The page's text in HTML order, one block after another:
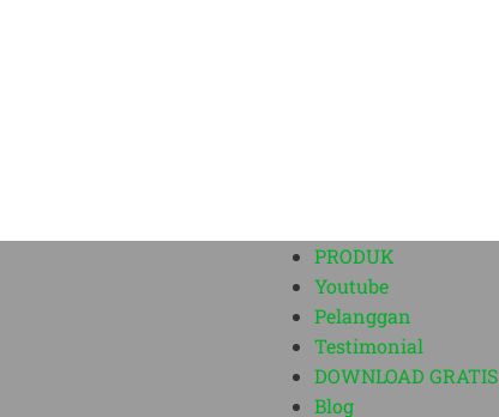
PRODUK
Youtube
Pelanggan
Testimonial
DOWNLOAD GRATIS
Blog